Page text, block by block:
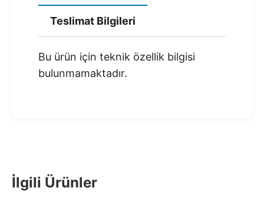
Teslimat Bilgileri
Bu ürün için teknik özellik bilgisi
bulunmamaktadır.
İlgili Ürünler